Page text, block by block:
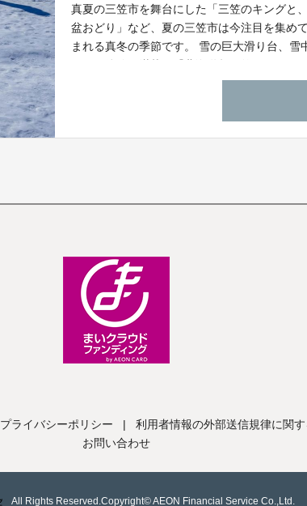
真夏の三笠市を舞台にした「三笠のキングと
盆おどり」など、夏の三笠市は今注目を集め
まれる真冬の季節です。 雪の巨大滑り台、
ていただき、真冬の交流人口の増加を目指し
プライバシーポリシー | 利用者情報の外部送信規律に関
お問い合わせ
All Rights Reserved.Copyright© AEON Financial Service Co.,Ltd.